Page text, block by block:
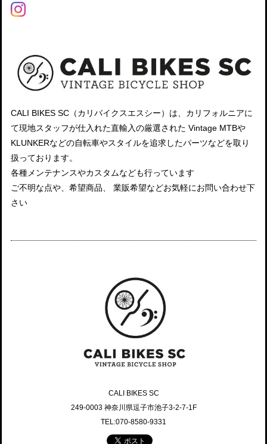
CALI BIKES SC（カリバイクスエスシー）は、カリフォルニアに
て現地スタッフが仕入れた直輸入の厳選された Vintage MTBや
KLUNKERなどの自転車やスタイルを追求したパーツなどを取り
扱っております。
各種メンテナンスやカスタムなども行っています
ご不明な点や、希望商品、 業販希望などお気軽にお問い合わせ下
さい
CALI BIKES SC
249-0003 神奈川県逗子市池子3-2-7-1F
TEL:070-8580-9331